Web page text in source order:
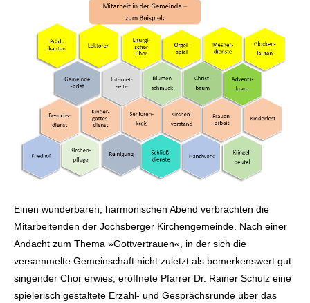
Einen wunderbaren, harmonischen Abend verbrachten die
Mitarbeitenden der Jochsberger Kirchengemeinde. Nach einer
Andacht zum Thema »Gottvertrauen«, in der sich die
versammelte Gemeinschaft nicht zuletzt als bemerkenswert gut
singender Chor erwies, eröffnete Pfarrer Dr. Rainer Schulz eine
spielerisch gestaltete Erzähl- und Gesprächsrunde über das